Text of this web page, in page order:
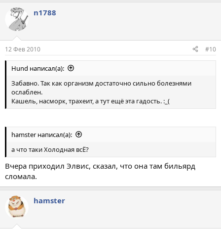
n1788
12 Фев 2010 #10
Hund написал(а):
Забавно. Так как организм достаточно сильно болезнями
ослаблен.
Кашель, насморк, трахеит, а тут ещё эта гадость. :_(
hamster написал(а):
а что таки Холодная всЁ?
Вчера приходил Элвис, сказал, что она там бильярд
сломала.
hamster